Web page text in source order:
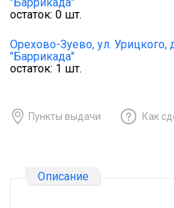
остаток: 0 шт.
Орехово-Зуево, ул. Урицкого,
"Баррикада"
остаток: 1 шт.
Пункты выдачи Как
Описание